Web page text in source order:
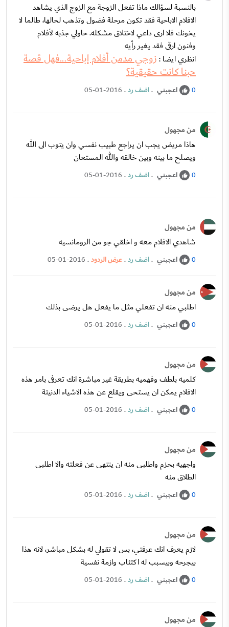
بالنسبة لسؤالك ماذا تفعل الزوجة مع الزوج الذي يشاهد
الافلام الاباحية فقد تكون مرحلة فضول وتذهب لحالها، طالما لا
يخونك فلا ارى داعي لاختلاق مشكله. حاولي جذبه لأفلام
وفنون ارقى فقد يغير رأيه
انظري ايضا :زوجي مدمن أفلام إباحية...فهل قصة
حبنا كانت حقيقية؟
0 اعجبني .اضف رد.
05-01-2016
من مجهول
هاذا مريض يجب ان يراجع طبيب نفسي وان يتوب الى الله
ويصلح ما بينه وبين خالقه والله المستعان
0 اعجبني .اضف رد.
05-01-2016
من مجهول
شاهدي الافلام معه و اخلقي جو من الرومانسيه
0 اعجبني .اضف رد.عرض الردود.
05-01-2016
من مجهول
اطلبي منه ان تفعلي مثل ما يفعل هل يرضى بذلك
0 اعجبني .اضف رد.
05-01-2016
من مجهول
كلميه بلطف وفهميه بطريقة غير مباشرة انك تعرفى بامر هذه
الافلام يمكن ان يستحى ويقلع عن هذه الاشياء الدنيئة
0 اعجبني .اضف رد.
05-01-2016
من مجهول
واجهيه بحزم واطلبى منه ان ينتهى عن فعلته والا اطلبى
الطلاق منه
0 اعجبني .اضف رد.
05-01-2016
من مجهول
لازم يعرف انك عرفتي، بس لا تقولي له بشكل مباشر، لانه هذا
بيجرحه وبيسبب له اكتئاب وازمة نفسية
0 اعجبني .اضف رد.
05-01-2016
من مجهول